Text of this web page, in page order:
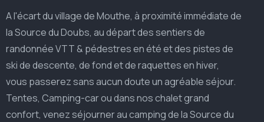
A l'écart du village de Mouthe, à proximité immédiate de
la Source du Doubs, au départ des sentiers de
randonnée VTT & pédestres en été et des pistes de
ski de descente, de fond et de raquettes en hiver,
vous passerez sans aucun doute un agréable séjour.
Tentes, Camping-car ou dans nos chalet grand
confort, venez séjourner au camping de la Source du